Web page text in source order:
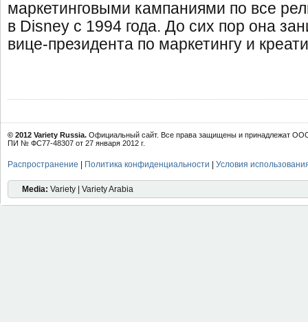
маркетинговыми кампаниями по все
в Disney c 1994 года. До сих пор она
вице-президента по маркетингу и
© 2012 Variety Russia. Официальный сайт. Все права защищены и принадлежат
ПИ № ФС77-48307 от 27 января 2012 г.
Распространение Политика конфиденциальности Условия
Media: Variety | Variety Arabia